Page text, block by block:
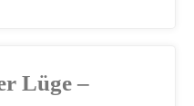
Lüge –